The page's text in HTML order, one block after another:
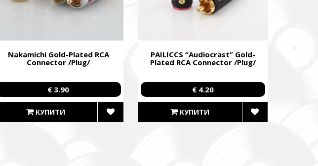
Nakamichi Gold-Plated RCA
Connector /Plug/
€ 3.90
КУПИТИ
PAILICCS “Audiocrast” Gold-
Plated RCA Connector /Plug/
€ 4.20
КУПИТИ
життя військових, зокрема,
системи захисту та розвідки.
the lives of the military,
ДПСУ, ТрО) відповідно до
ми віддаємо тим формуванням,